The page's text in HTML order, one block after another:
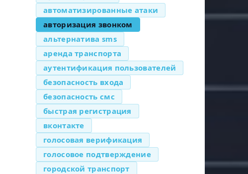
автоматизированные атаки
авторизация звонком
альтернатива sms
аренда транспорта
аутентификация пользователей
безопасность входа
безопасность смс
быстрая регистрация
вконтакте
голосовая верификация
голосовое подтверждение
городской транспорт